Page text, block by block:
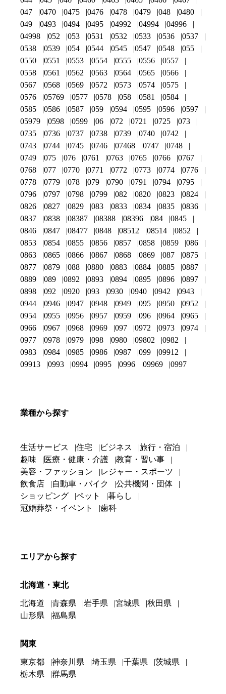
047
0470 0475 0476 0478 0479 048
0480
049
0493 0494 0495 04992 04994
04996
04998
052 053 0531 0532 0533 0536
0537
0538
0539 054 0544 0545 0547 0548
055
0550
0551 0553 0554 0555 0556
0557
0558
0561 0562 0563 0564 0565
0566
0567
0568 0569 0572 0573 0574
0575
0576
05769 0577 0578 058 0581
0584
0585
0586 0587 059 0594 0595 0596
0597
05979
0598 0599 06 072 0721 0725
073
0735
0736 0737 0738 0739 0740
0742
0743
0744 0745 0746 07468 0747
0748
0749
075 076 0761 0763 0765 0766
0767
0768
077 0770 0771 0772 0773 0774
0776
0778
0779 078 079 0790 0791 0794
0795
0796
0797 0798 0799 082 0820 0823
0824
0826
0827 0829 083 0833 0834 0835
0836
0837
0838 08387 08388 08396 084
0845
0846
0847 08477 0848 08512 08514
0852
0853
0854 0855 0856 0857 0858 0859
086
0863
0865 0866 0867 0868 0869 087
0875
0877
0879 088 0880 0883 0884 0885
0887
0889
089 0892 0893 0894 0895 0896
0897
0898
092 0920 093 0930 0940 0942
0943
0944
0946 0947 0948 0949 095 0950
0952
0954
0955 0956 0957 0959 096 0964
0965
0966
0967 0968 0969 097 0972 0973
0974
0977
0978 0979 098 0980 09802
0982
0983
0984 0985 0986 0987 099
09912
09913
0993 0994 0995 0996 09969 0997
業種から探す
生活サービス 住宅 ビジネス
旅行・宿泊
趣味
医療・健康・介護
教育・習い事
美容・ファッション
レジャー・スポーツ
飲食店
自動車・バイク
公共機関・団体
ショッピング
ペット
暮らし
冠婚葬祭・イベント
歯科
エリアから探す
北海道・東北
北海道 青森県 岩手県 宮城県
秋田県
山形県
福島県
関東
東京都 神奈川県 埼玉県 千葉県
茨城県
栃木県
群馬県